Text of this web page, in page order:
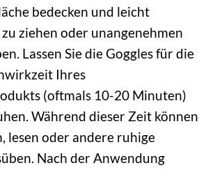
bedecken und leicht
ziehen oder unangenehmen
Lassen Sie die Goggles für die
Ihres
(oftmals 10-20 Minuten)
Während dieser Zeit können
lesen oder andere ruhige
Nach der Anwendung